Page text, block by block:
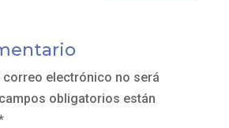
correo electrónico no será
obligatorios están